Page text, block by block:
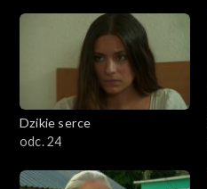
Dzikie serce
odc. 24